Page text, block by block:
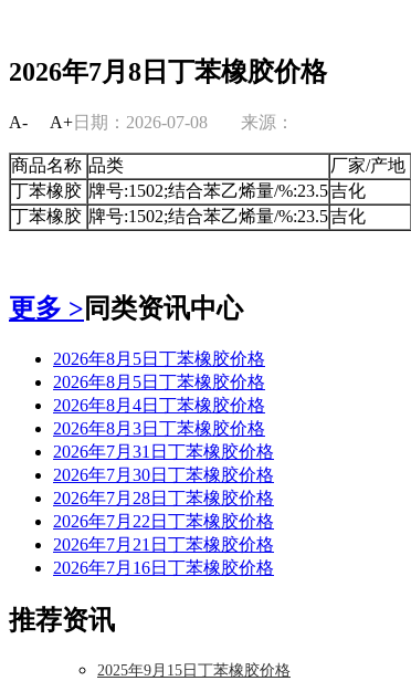
2026年7月8日丁苯橡胶价格
A- A+日期：2026-07-08 来源：
商品名称 品类 厂家/产地
丁苯橡胶 牌号:1502;结合苯乙烯量/%:23.5吉化
丁苯橡胶 牌号:1502;结合苯乙烯量/%:23.5吉化
更多 >同类资讯中心
2026年8月5日丁苯橡胶价格
2026年8月5日丁苯橡胶价格
2026年8月4日丁苯橡胶价格
2026年8月3日丁苯橡胶价格
2026年7月31日丁苯橡胶价格
2026年7月30日丁苯橡胶价格
2026年7月28日丁苯橡胶价格
2026年7月22日丁苯橡胶价格
2026年7月21日丁苯橡胶价格
2026年7月16日丁苯橡胶价格
推荐资讯
2025年9月15日丁苯橡胶价格